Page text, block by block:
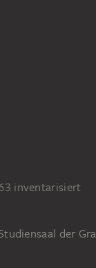
inventarisiert
der